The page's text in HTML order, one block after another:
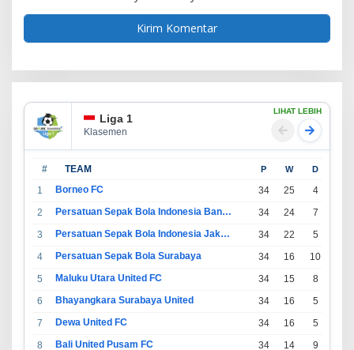
Liga 1
Klasemen
LIHAT LEBIH
# TEAM P W D
1 Borneo FC 34 25 4
2
Persatuan Sepak Bola Indonesia Bandung 34 24 7
3
Persatuan Sepak Bola Indonesia Jakarta 34 22 5
4
Persatuan Sepak Bola Surabaya 34 16 10
5
Maluku Utara United FC 34 15 8
6
Bhayangkara Surabaya United 34 16 5
7
Dewa United FC 34 16 5
8
Bali United Pusam FC 34 14 9